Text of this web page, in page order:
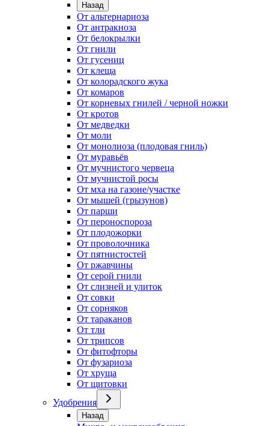
Назад
От альтернариоза
От антракноза
От белокрылки
От гнили
От гусениц
От клеща
От колорадского жука
От комаров
От корневых гнилей / черной ножки
От кротов
От медведки
От моли
От монолиоза (плодовая гниль)
От муравьёв
От мучнистого червеца
От мучнистой росы
От мха на газоне/участке
От мышей (грызунов)
От парши
От пероноспороза
От плодожорки
От проволочника
От пятнистостей
От ржавчины
От серой гнили
От слизней и улиток
От совки
От сорняков
От тараканов
От тли
От трипсов
От фитофторы
От фузариоза
От хруща
От щитовки
Удобрения
Назад